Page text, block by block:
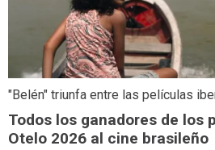
"Belén" triunfa entre las películas
Todos los ganadores de los
Otelo 2026 al cine brasileño